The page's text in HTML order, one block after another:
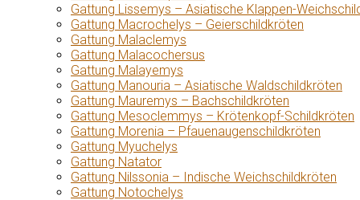
Gattung Lissemys – Asiatische Klappen-
Gattung Macrochelys – Geierschildkröten
Gattung Malaclemys
Gattung Malacochersus
Gattung Malayemys
Gattung Manouria – Asiatische Waldschildkröten
Gattung Mauremys – Bachschildkröten
Gattung Mesoclemmys – Krötenkopf-Schildkröten
Gattung Morenia – Pfauenaugenschildkröten
Gattung Myuchelys
Gattung Natator
Gattung Nilssonia – Indische Weichschildkröten
Gattung Notochelys